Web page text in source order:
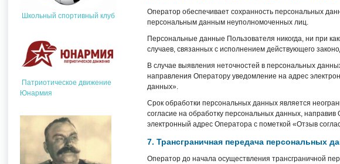
Оператор обеспечивает сохранность персональных
персональным данным неуполномоченных лиц.
Персональные данные Пользователя никогда, ни при
случаев, связанных с исполнением действующего
В случае выявления неточностей в персональных
направления Оператору уведомление на адрес
данных».
Срок обработки персональных данных является
согласие на обработку персональных данных,
электронный адрес Оператора с пометкой «Отзыв
7. Трансграничная передача персональных
Оператор до начала осуществления трансграничной
Школьный спортивный клуб
Патриотическое движение
Юнармия